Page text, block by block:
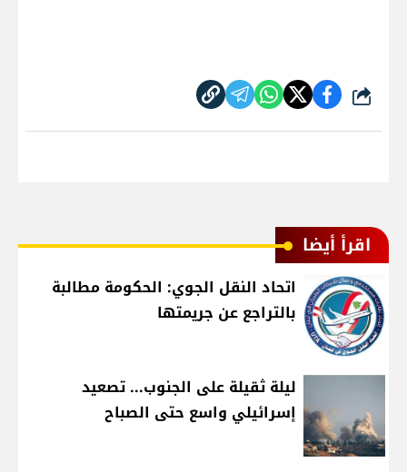
شارك
اقرأ أيضا
اتحاد النقل الجوي: الحكومة مطالبة
بالتراجع عن جريمتها
ليلة ثقيلة على الجنوب... تصعيد
إسرائيلي واسع حتى الصباح